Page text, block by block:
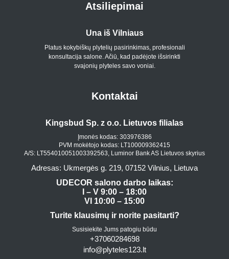
Atsiliepimai
Una iš Vilniaus
Platus kokybiškų plytelių pasirinkimas, profesionali
konsultacija salone. Ačiū, kad padėjote išsirinkti
svajonių plyteles savo voniai.
Kontaktai
Kingsbud Sp. z o.o. Lietuvos filialas
Įmonės kodas: 303976386
PVM mokėtojo kodas: LT100009362415
A/S: LT554010051003392563, Luminor Bank AS Lietuvos skyrius
Adresas: Ukmergės g. 219, 07152 Vilnius, Lietuva
UDECOR salono darbo laikas:
I – V 9:00 – 18:00
VI 10:00 – 15:00
Turite klausimų ir norite pasitarti?
Susisiekite Jums patogiu būdu
+37060284698
info@plyteles123.lt